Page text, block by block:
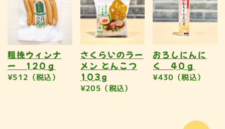
粗挽ウィンナ
ー 120ｇ
¥512（税込）
さくらいのラー
メン とんこつ
103g
¥205（税込）
おろしにんに
く 40ｇ
¥430（税込）